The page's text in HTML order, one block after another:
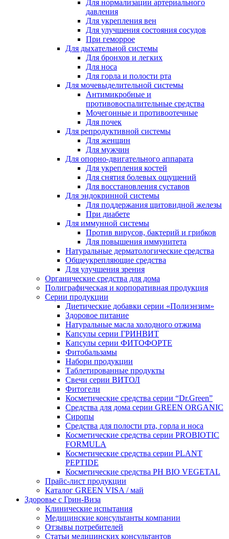
Для нормализации артериального
давления
Для укрепления вен
Для улучшения состояния сосудов
При геморрое
Для дыхательной системы
Для бронхов и легких
Для носа
Для горла и полости рта
Для мочевыделительной системы
Антимикробные и
противовоспалительные средства
Мочегонные и противоотечные
Для почек
Для репродуктивной системы
Для женщин
Для мужчин
Для опорно-двигательного аппарата
Для укрепления костей
Для снятия болевых ощущений
Для восстановления суставов
Для эндокринной системы
Для поддержания щитовидной железы
При диабете
Для иммунной системы
Против вирусов, бактерий и грибков
Для повышения иммунитета
Натуральные дерматологические средства
Общеукрепляющие средства
Для улучшения зрения
Органические средства для дома
Полиграфическая и корпоративная продукция
Серии продукции
Диетические добавки серии «Полиэнзим»
Здоровое питание
Натуральные масла холодного отжима
Капсулы серии ГРИНВИТ
Капсулы серии ФИТОФОРТЕ
Фитобальзамы
Набори продукции
Таблетированные продукты
Свечи серии ВИТОЛ
Фитогели
Косметические средства серии “Dr.Green”
Средства для дома серии GREEN ORGANIC
Сиропы
Средства для полости рта, горла и носа
Косметические средства серии PROBIOTIC
FORMULA
Косметические средства серии PLANT
PEPTIDE
Косметические средства PH BIO VEGETAL
Прайс-лист продукции
Каталог GREEN VISA / май
Здоровье с Грин-Виза
Клинические испытания
Медицинские консультанты компании
Отзывы потребителей
Статьи медицинских консультантов